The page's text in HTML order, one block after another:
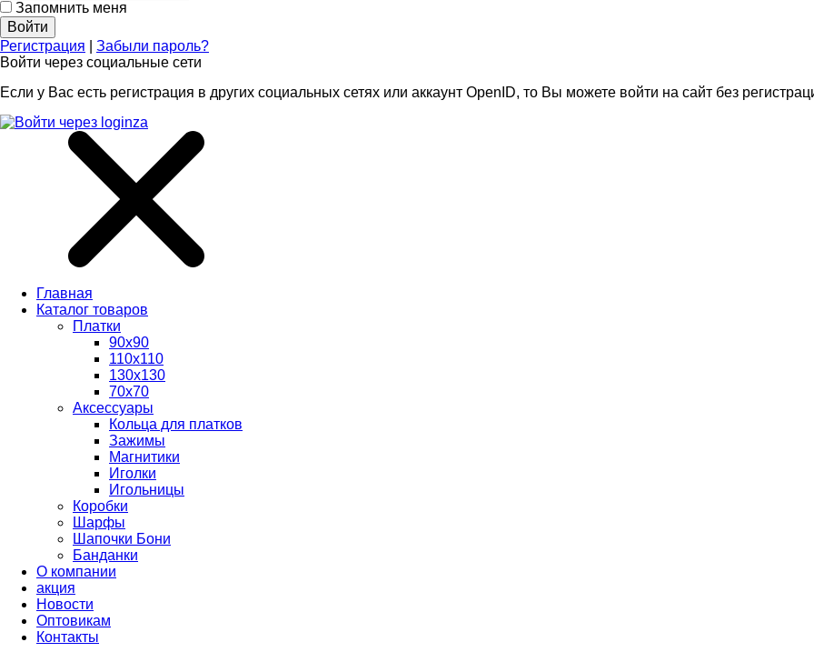
Запомнить меня
Регистрация
Забыли пароль?
Войти через социальные сети
Если у Вас есть регистрация в других социальных сетях или аккаунт OpenID, то Вы можете войти на сайт без
Главная
Каталог товаров
Платки
90x90
110x110
130x130
70х70
Аксессуары
Кольца для платков
Зажимы
Магнитики
Иголки
Игольницы
Коробки
Шарфы
Шапочки Бони
Банданки
О компании
акция
Новости
Оптовикам
Контакты